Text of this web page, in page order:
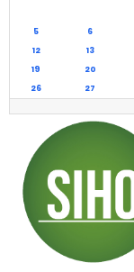
5
6
12
13
19
20
26
27